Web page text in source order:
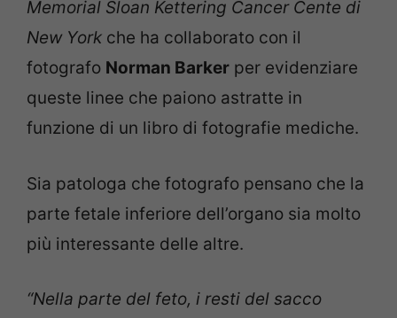
Memorial Sloan Kettering Cancer Cente di
New York che ha collaborato con il
fotografo Norman Barker per evidenziare
queste linee che paiono astratte in
funzione di un libro di fotografie mediche.
Sia patologa che fotografo pensano che la
parte fetale inferiore dell’organo sia molto
più interessante delle altre.
“Nella parte del feto, i resti del sacco